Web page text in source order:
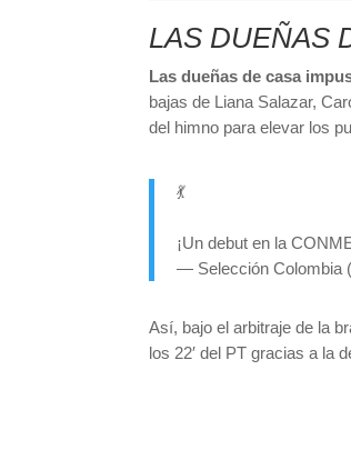
LAS DUEÑAS
Las dueñas de casa
bajas de Liana Salazar,
del himno para elevar los
💃
¡Un debut en la
— Selección Colombia
Así, bajo el arbitraje de la
los 22′ del PT gracias a la